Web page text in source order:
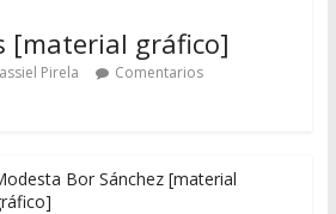
[material gráfico]
Pirela
Comentarios
Bor Sánchez [material